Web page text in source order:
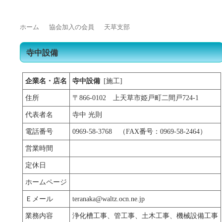
ホーム 協会加入の会員 天草支部
寺中設備
企業名・店名 寺中設備 [施工]
住所 〒866-0102 上天草市姫戸町二間戸724-1
代表者名 寺中 光則
電話番号 0969-58-3768 （FAX番号：0969-58-2464）
営業時間
定休日
ホームページ
Ｅメール teranaka@waltz.ocn.ne.jp
業務内容 浄化槽工事、管工事、土木工事、機械設備工事